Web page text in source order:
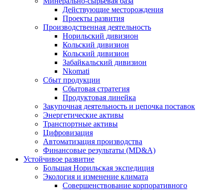
Действующие месторождения
Проекты развития
Производственная деятельность
Норильский дивизион
Кольский дивизион
Кольский дивизион
Забайкальский дивизион
Nkomati
Сбыт продукции
Сбытовая стратегия
Продуктовая линейка
Закупочная деятельность и цепочка поставок
Энергетические активы
Транспортные активы
Цифровизация
Автоматизация производства
Финансовые результаты (MD&A)
Устойчивое развитие
Большая Норильская экспедиция
Экология и изменение климата
Совершенствование корпоративного